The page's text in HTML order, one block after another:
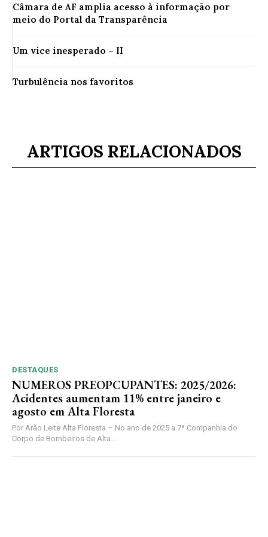
Câmara de AF amplia acesso à informação por
meio do Portal da Transparência
Um vice inesperado – II
Turbulência nos favoritos
ARTIGOS RELACIONADOS
DESTAQUES
NUMEROS PREOPCUPANTES: 2025/2026:
Acidentes aumentam 11% entre janeiro e
agosto em Alta Floresta
Por Arão Leite Alta Floresta – No ano de 2025 a 7ª Companhia do
Corpo de Bombeiros de Alta...